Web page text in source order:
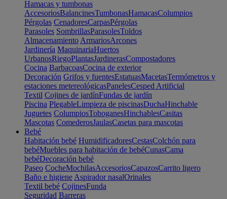
Hamacas y tumbonas
AccesoriosBalancinesTumbonasHamacasColumpios
Pérgolas CenadoresCarpasPérgolas
Parasoles SombrillasParasolesToldos
Almacenamiento ArmariosArcones
Jardinería MaquinariaHuertos
UrbanosRiegoPlantasJardinerasCompostadores
Cocina BarbacoasCocina de exterior
Decoración Grifos y fuentesEstatuasMacetasTermómetros y
estaciones metereológicasPanelesCesped Artificial
Textil Cojines de jardínFundas de jardín
Piscina PlegableLimpieza de piscinasDuchaHinchable
Juguetes ColumpiosToboganesHinchablesCasitas
Mascotas ComederosJaulasCasetas para mascotas
Bebé
Habitación bebé HumidificadoresCestasColchón para
bebéMuebles para habitación de bebéCunasCama
bebéDecoración bebé
Paseo CocheMochilasAccesoriosCapazosCarrito ligero
Baño e higiene Aspirador nasalOrinales
Textil bebé CojinesFunda
Seguridad Barreras